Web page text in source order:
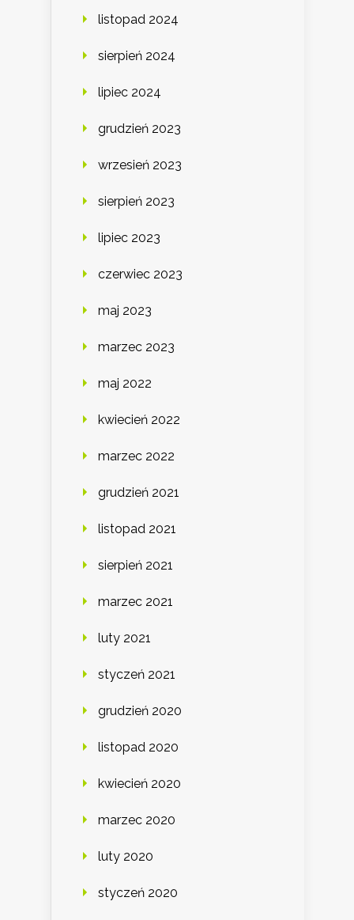
listopad 2024
sierpień 2024
lipiec 2024
grudzień 2023
wrzesień 2023
sierpień 2023
lipiec 2023
czerwiec 2023
maj 2023
marzec 2023
maj 2022
kwiecień 2022
marzec 2022
grudzień 2021
listopad 2021
sierpień 2021
marzec 2021
luty 2021
styczeń 2021
grudzień 2020
listopad 2020
kwiecień 2020
marzec 2020
luty 2020
styczeń 2020